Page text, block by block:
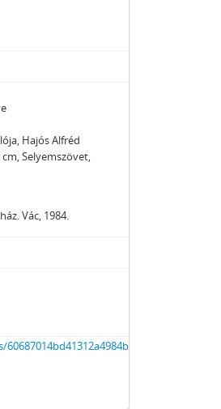
Hajós Alfréd
Selyemszövet,
Vác, 1984.